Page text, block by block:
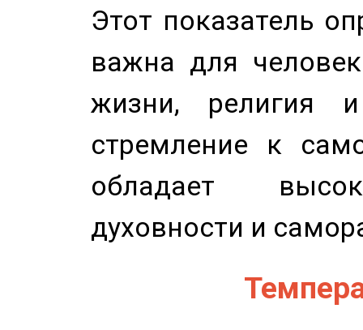
Этот показатель
важна для
жизни, религия
стремление к
обладает
духовности и